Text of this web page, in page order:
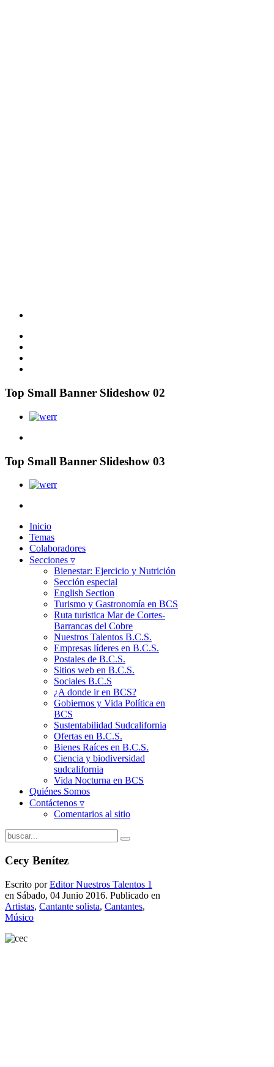
Top Small Banner Slideshow 02
Top Small Banner Slideshow 03
Inicio
Temas
Colaboradores
Secciones ▿
Bienestar: Ejercicio y Nutrición
Sección especial
English Section
Turismo y Gastronomía en BCS
Ruta turistica Mar de Cortes-
Barrancas del Cobre
Nuestros Talentos B.C.S.
Empresas líderes en B.C.S.
Postales de B.C.S.
Sitios web en B.C.S.
Sociales B.C.S
¿A donde ir en BCS?
Gobiernos y Vida Política en
BCS
Sustentabilidad Sudcalifornia
Ofertas en B.C.S.
Bienes Raíces en B.C.S.
Ciencia y biodiversidad
sudcalifornia
Vida Nocturna en BCS
Quiénes Somos
Contáctenos ▿
Comentarios al sitio
Cecy Benítez
Escrito porEditor Nuestros Talentos 1
en Sábado, 04 Junio 2016. Publicado en
Artistas, Cantante solista, Cantantes,
Músico